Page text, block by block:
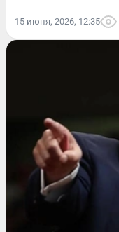
15 июня, 2026, 12:35